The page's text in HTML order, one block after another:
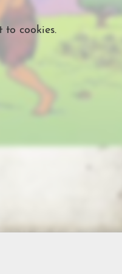
to cookies.